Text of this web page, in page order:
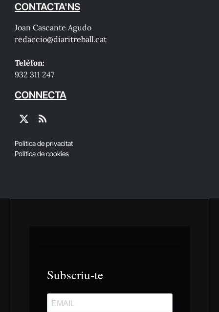
CONTACTA'NS
Joan Cascante Agudo
redaccio@diaritreball.cat
Telèfon:
932 311 247
CONNECTA
X
RSS
Política de privacitat
Política de cookies